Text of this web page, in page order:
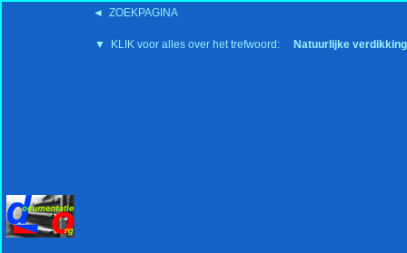
◄ ZOEKPAGINA
▼ KLIK voor alles over het trefwoord: Natuurlijke
'15:19 19-2-2008